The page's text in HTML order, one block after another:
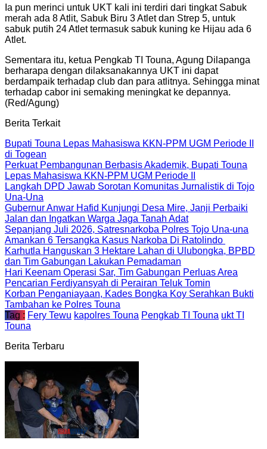
Ia pun merinci untuk UKT kali ini terdiri dari tingkat Sabuk
merah ada 8 Atlit, Sabuk Biru 3 Atlet dan Strep 5, untuk
sabuk putih 24 Atlet termasuk sabuk kuning ke Hijau ada 6
Atlet.
Sementara itu, ketua Pengkab TI Touna, Agung Dilapanga
berharapa dengan dilaksanakannya UKT ini dapat
berdampaik terhadap club dan para atlitnya. Sehingga minat
terhadap cabor ini semaking meningkat ke depannya.
(Red/Agung)
Berita Terkait
Bupati Touna Lepas Mahasiswa KKN-PPM UGM Periode II
di Togean
Perkuat Pembangunan Berbasis Akademik, Bupati Touna
Lepas Mahasiswa KKN-PPM UGM Periode II
Langkah DPD Jawab Sorotan Komunitas Jurnalistik di Tojo
Una-Una
Gubernur Anwar Hafid Kunjungi Desa Mire, Janji Perbaiki
Jalan dan Ingatkan Warga Jaga Tanah Adat
Sepanjang Juli 2026, Satresnarkoba Polres Tojo Una-una
Amankan 6 Tersangka Kasus Narkoba Di Ratolindo
Karhutla Hanguskan 3 Hektare Lahan di Ulubongka, BPBD
dan Tim Gabungan Lakukan Pemadaman
Hari Keenam Operasi Sar, Tim Gabungan Perluas Area
Pencarian Ferdiyansyah di Perairan Teluk Tomin
Korban Penganiayaan, Kades Bongka Koy Serahkan Bukti
Tambahan ke Polres Touna
Tag : Fery Tewu kapolres Touna Pengkab TI Touna ukt TI
Touna
Berita Terbaru